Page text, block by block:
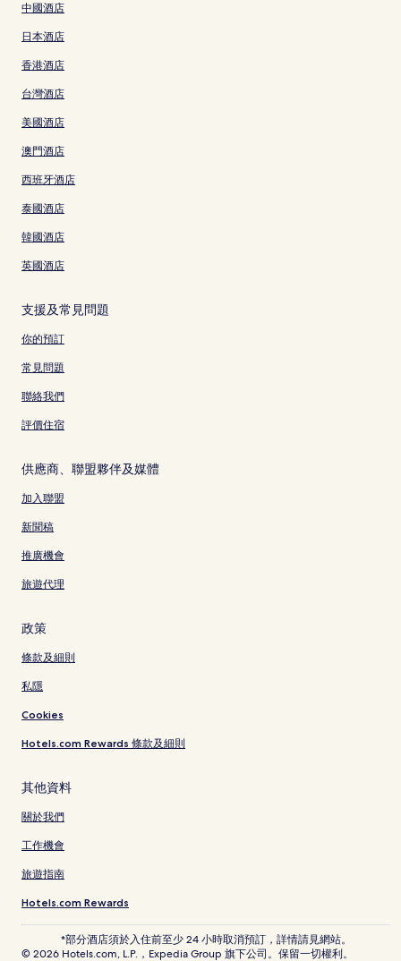
中國酒店
日本酒店
香港酒店
台灣酒店
美國酒店
澳門酒店
西班牙酒店
泰國酒店
韓國酒店
英國酒店
支援及常見問題
你的預訂
常見問題
聯絡我們
評價住宿
供應商、聯盟夥伴及媒體
加入聯盟
新聞稿
推廣機會
旅遊代理
政策
條款及細則
私隱
Cookies
Hotels.com Rewards 條款及細則
其他資料
關於我們
工作機會
旅遊指南
Hotels.com Rewards
*部分酒店須於入住前至少 24 小時取消預訂，詳情請見網站。
© 2026 Hotels.com, L.P.，Expedia Group 旗下公司。保留一切權利。